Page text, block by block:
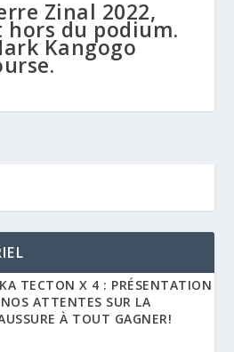
Zinal 2022,
hors du podium.
Kangogo
TECTON X 4 : PRÉSENTATION
ATTENTES SUR LA
À TOUT GAGNER!